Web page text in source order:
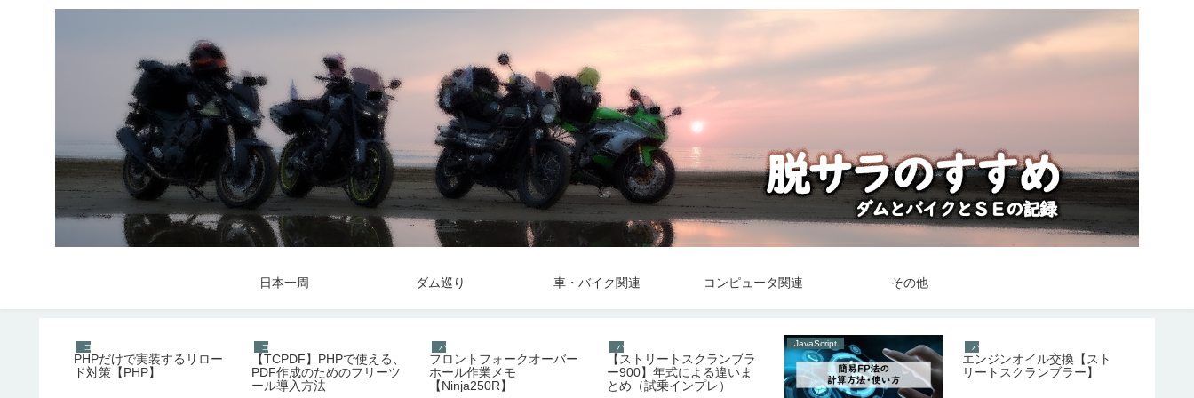
日本一周 ダム巡り 車・バイク関連 コンピュータ関連 その他
コンピュータ関連
PHPだけで実装するリロー
ド対策【PHP】
コンピュータ関連
【TCPDF】PHPで使える、
PDF作成のためのフリーツ
ール導入方法
バイク
フロントフォークオーバー
ホール作業メモ
【Ninja250R】
バイク
【ストリートスクランブラ
ー900】年式による違いま
とめ（試乗インプレ）
JavaScript バイク
エンジンオイル交換【スト
リートスクランブラー】